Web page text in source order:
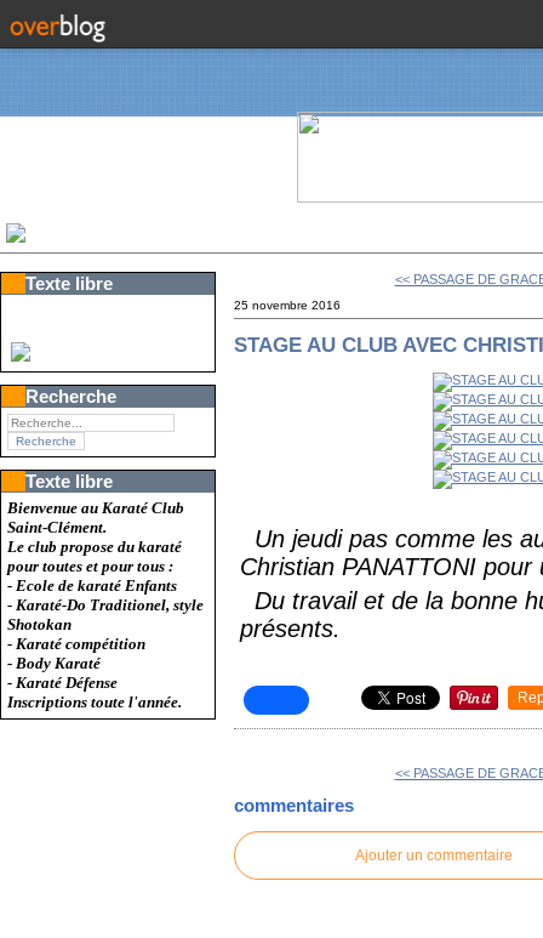
Texte libre
Recherche
Texte libre
Bienvenue au Karaté Club
Saint-Clément.
Le club propose du karaté
pour toutes et pour tous :
- Ecole de karaté Enfants
- Karaté-Do Traditionel, style
Shotokan
- Karaté compétition
- Body Karaté
- Karaté Défense
Inscriptions toute l'année.
<< PASSAGE DE
25 novembre 2016
STAGE AU CLUB AVEC
Un jeudi pas comme les
Christian PANATTONI
Du travail et de la bonne
présents.
<< PASSAGE DE
commentaires
Ajouter un commentaire